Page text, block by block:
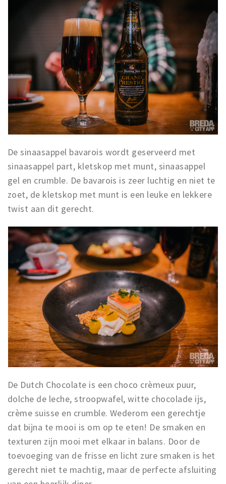
De sinaasappel bavarois wordt geserveerd met
sinaasappel part, kletskop met munt, sinaasappel
gel en crumble. De bavarois is zeer luchtig en niet te
zoet, de kletskop met munt is een leuke en lekkere
twist aan dit gerecht.
De Dutch Chocolate is een choco crèmeux puur,
dolche de leche, stroopwafel, witte chocolade ijs,
crème suisse en crumble. Wederom een gerechtje
dat bijna te mooi is om op te eten! De smaken en
texturen zijn mooi met elkaar in balans. Door de
toevoeging van de frisse en licht zure smaken is het
gerecht niet te machtig, maar de perfecte afsluiting